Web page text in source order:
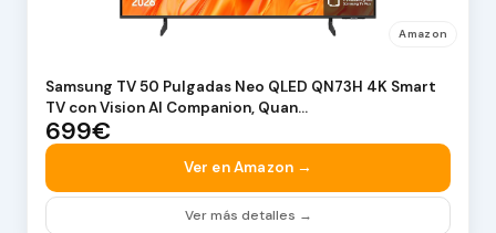
Amazon
Samsung TV 50 Pulgadas Neo QLED QN73H 4K Smart
TV con Vision AI Companion, Quan…
699€
Ver en Amazon →
Ver más detalles →